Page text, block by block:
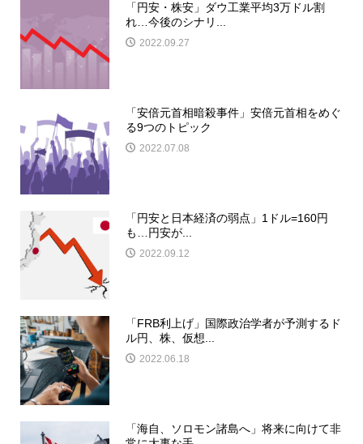
「円安・株安」ダウ工業平均3万ドル割
れ…今後のシナリ...
2022.09.27
「安倍元首相暗殺事件」安倍元首相をめぐ
る9つのトピック
2022.07.08
「円安と日本経済の弱点」1ドル=160円
も…円安が...
2022.09.12
「FRB利上げ」国際政治学者が予測するド
ル円、株、仮想...
2022.06.18
「海自、ソロモン諸島へ」将来に向けて非